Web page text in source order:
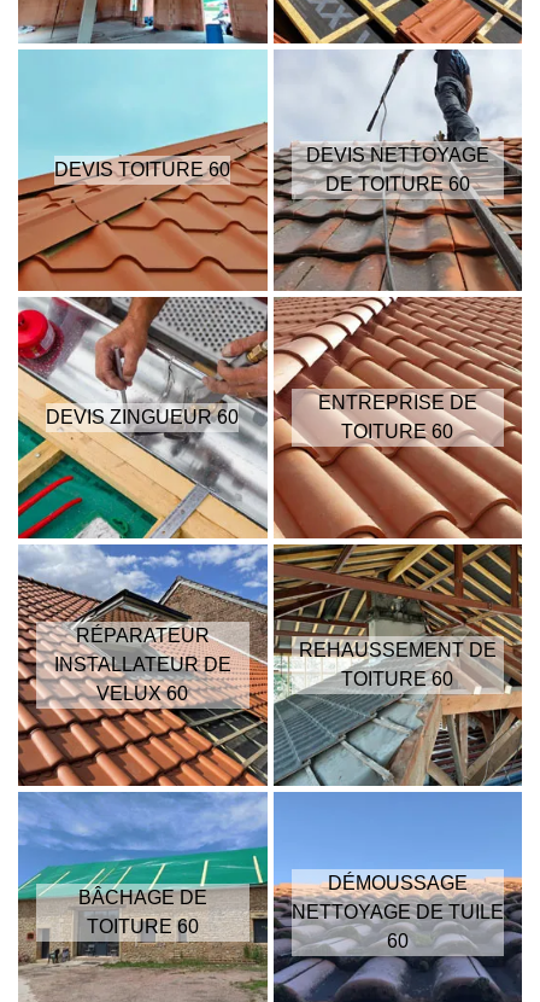
DEVIS TOITURE 60
DEVIS NETTOYAGE
DE TOITURE 60
DEVIS ZINGUEUR 60
ENTREPRISE DE
TOITURE 60
RÉPARATEUR
INSTALLATEUR DE
VELUX 60
REHAUSSEMENT DE
TOITURE 60
BÂCHAGE DE
TOITURE 60
DÉMOUSSAGE
NETTOYAGE DE TUILE
60